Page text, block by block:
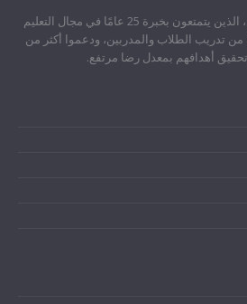
قدم مؤسسوا أكاديمية مورين، الذين يتمتعون بخبرة 25 عامًا في مجال التعليم
أكثر من 50000 ساعة من تدريب الطلاب والمدربين، ودعموا أكثر من